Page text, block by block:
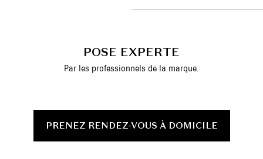
POSE EXPERTE
Par les professionnels de la marque.
PRENEZ RENDEZ-VOUS À DOMICILE